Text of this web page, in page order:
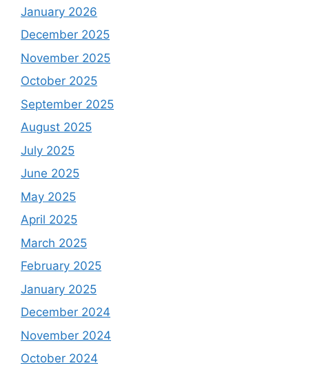
January 2026
December 2025
November 2025
October 2025
September 2025
August 2025
July 2025
June 2025
May 2025
April 2025
March 2025
February 2025
January 2025
December 2024
November 2024
October 2024